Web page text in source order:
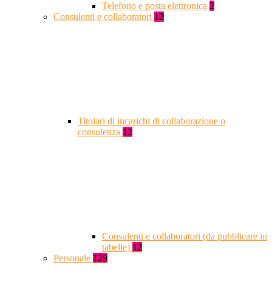
Telefono e posta elettronica 2
Consulenti e collaboratori 12
Titolari di incarichi di collaborazione o
consulenza 12
Consulenti e collaboratori (da pubblicare in
tabelle) 12
Personale 129